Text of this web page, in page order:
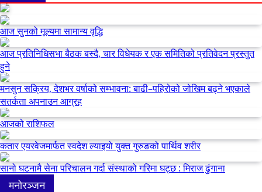
आज सुनको मूल्यमा सामान्य वृद्धि
आज प्रतिनिधिसभा बैठक बस्दै, चार विधेयक र एक समितिको प्रतिवेदन प्रस्तुत
हुने
मनसुन सक्रिय, देशभर वर्षाको सम्भावना: बाढी–पहिरोको जोखिम बढ्ने भएकाले
सतर्कता अपनाउन आग्रह
आजको राशिफल
कतार एयरवेजमार्फत स्वदेश ल्याइयो युक्त गुरुङको पार्थिव शरीर
सानो घटनामै सेना परिचालन गर्दा संस्थाको गरिमा घट्छ : मिराज ढुंगाना
मनोरञ्जन